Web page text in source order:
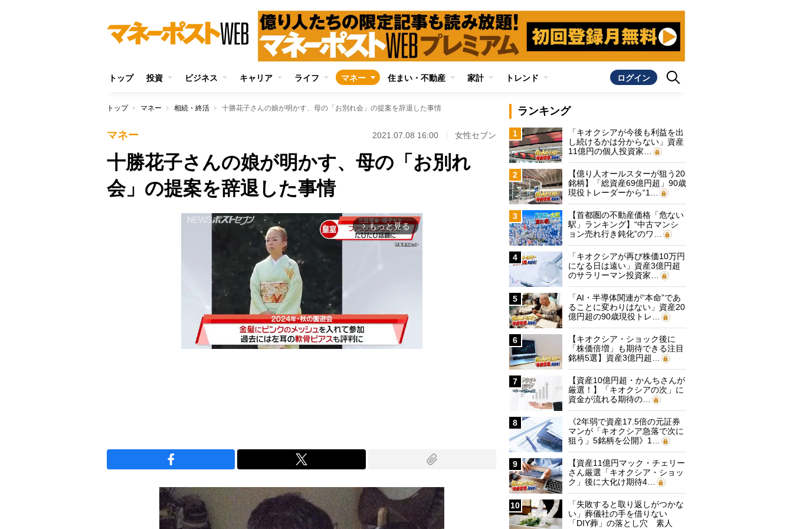
トップ 投資 ビジネス キャリア ライフ マネー 住まい・不動産 家計 トレンド ログイン
トップ マネー 相続・終活 十勝花子さんの娘が明かす、母の「お別れ会」の提案を辞退した事情
マネー 2021.07.08 16:00 女性セブン
十勝花子さんの娘が明かす、母の「お別れ
会」の提案を辞退した事情
arrow_forward_ios もっと見る
ランキング
1
「キオクシアが今後も利益を出
し続けるかは分からない」資産
11億円の個人投資家…
2
【億り人オールスターが狙う20
銘柄】「総資産69億円超」90歳
現役トレーダーから“1…
3
【首都圏の不動産価格「危ない
駅」ランキング】“中古マンシ
ョン売れ行き鈍化”のワ…
4
「キオクシアが再び株価10万円
になる日は遠い」資産3億円超
のサラリーマン投資家…
5
「AI・半導体関連が“本命”であ
ることに変わりはない」資産20
億円超の90歳現役トレ…
6
【キオクシア・ショック後に
「株価倍増」も期待できる注目
銘柄5選】資産3億円超…
7
【資産10億円超・かんちさんが
厳選！】「キオクシアの次」に
資金が流れる期待の…
8
《2年弱で資産17.5倍の元証券
マンが「キオクシア急落で次に
狙う」5銘柄を公開》1…
9
【資産11億円マック・チェリー
さん厳選「キオクシア・ショッ
ク」後に大化け期待4…
10
「失敗すると取り返しがつかな
い」葬儀社の手を借りない
「DIY葬」の落とし穴 素人